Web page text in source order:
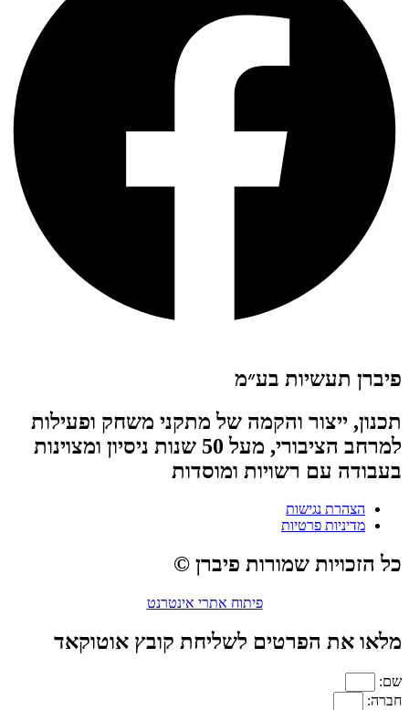
פיברן תעשיות בע״מ
תכנון, ייצור והקמה של מתקני משחק ופעילות
למרחב הציבורי, מעל 50 שנות ניסיון ומצוינות
בעבודה עם רשויות ומוסדות
הצהרת נגישות
מדיניות פרטיות
כל הזכויות שמורות פיברן ©
פיתוח אתרי אינטרנט
מלאו את הפרטים לשליחת קובץ אוטוקאד
שם:
חברה: